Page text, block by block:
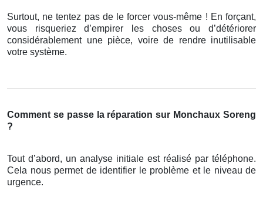
Surtout, ne tentez pas de le forcer vous-même ! En forçant,
vous risqueriez d’empirer les choses ou d’détériorer
considérablement une pièce, voire de rendre inutilisable
votre système.
Comment se passe la réparation sur Monchaux Soreng
?
Tout d’abord, un analyse initiale est réalisé par téléphone.
Cela nous permet de identifier le problème et le niveau de
urgence.